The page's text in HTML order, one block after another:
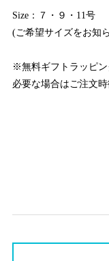
Size：７・９・11号
(ご希望サイズをお知
※無料ギフトラッピン
必要な場合はご注文時